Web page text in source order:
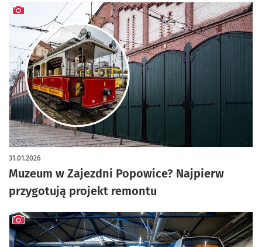
Muzeum w Zajezdni Popowice? Najpierw
przygotują projekt remontu
31.01.2026
artykuł z galerią zdjęć